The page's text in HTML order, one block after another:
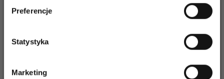
Preferencje
Statystyka
Marketing
FINO
Okazja
PERMIN LEONORA